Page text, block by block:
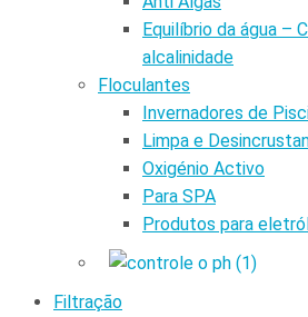
Equilíbrio da água –
alcalinidade
Floculantes
Invernadores de
Limpa e
Oxigénio Activo
Para SPA
Produtos para
Filtração